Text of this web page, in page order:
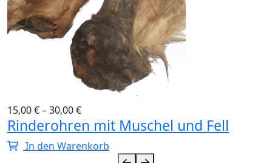
15,00€–30,00€
Rinderohren mit Muschel und Fell
In den Warenkorb